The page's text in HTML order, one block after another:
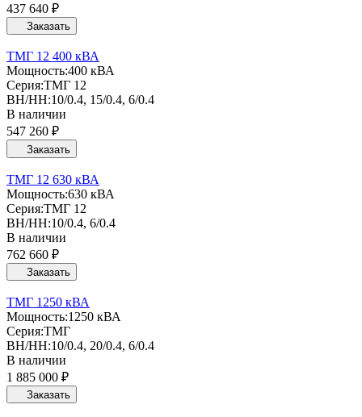
437 640 ₽
Заказать
ТМГ 12 400 кВА
Мощность:400 кВА
Серия:ТМГ 12
ВН/НН:10/0.4, 15/0.4, 6/0.4
В наличии
547 260 ₽
Заказать
ТМГ 12 630 кВА
Мощность:630 кВА
Серия:ТМГ 12
ВН/НН:10/0.4, 6/0.4
В наличии
762 660 ₽
Заказать
ТМГ 1250 кВА
Мощность:1250 кВА
Серия:ТМГ
ВН/НН:10/0.4, 20/0.4, 6/0.4
В наличии
1 885 000 ₽
Заказать